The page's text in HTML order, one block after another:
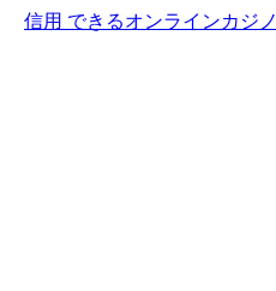
信用 できるオンラインカジノ